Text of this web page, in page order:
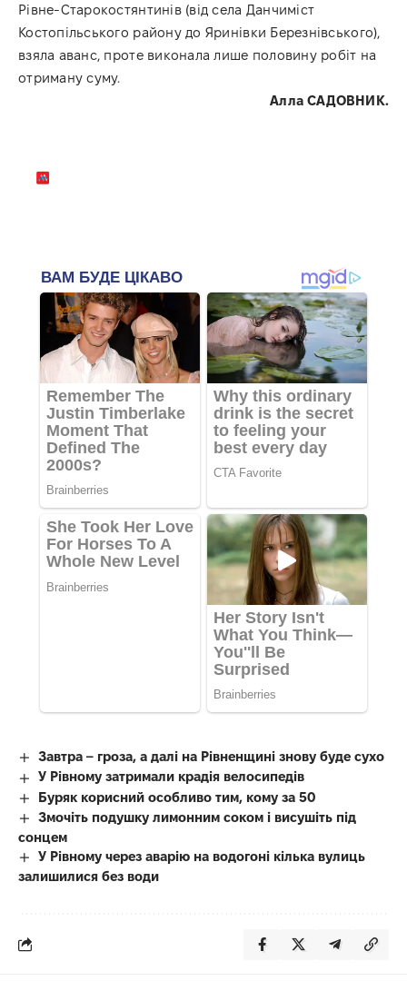
Рівне-Старокостянтинів (від села Данчиміст
Костопільського району до Яринівки Березнівського),
взяла аванс, проте виконала лише половину робіт на
отриману суму.
Алла САДОВНИК.
Завтра – гроза, а далі на Рівненщині знову буде сухо
У Рівному затримали крадія велосипедів
Буряк корисний особливо тим, кому за 50
Змочіть подушку лимонним соком і висушіть під
сонцем
У Рівному через аварію на водогоні кілька вулиць
залишилися без води